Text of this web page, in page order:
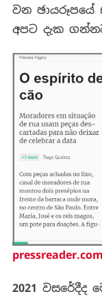
වන ඡායරූපයේ
අපට දැක
pressreader.com
2021 වසරේදීද